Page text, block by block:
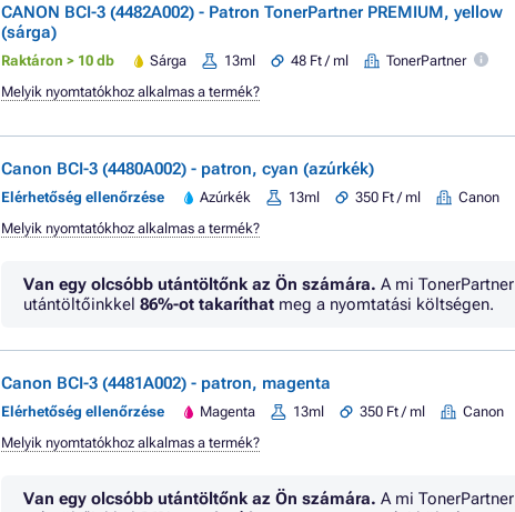
CANON BCI-3 (4482A002) - Patron TonerPartner PREMIUM, yellow
(sárga)
Raktáron > 10 db Sárga 13ml 48 Ft / ml TonerPartner
Melyik nyomtatókhoz alkalmas a termék?
Canon BCI-3 (4480A002) - patron, cyan (azúrkék)
Elérhetőség ellenőrzése Azúrkék 13ml 350 Ft / ml Canon
Melyik nyomtatókhoz alkalmas a termék?
Van egy olcsóbb utántöltőnk az Ön számára. A mi TonerPartner
utántöltőinkkel 86%-ot takaríthat meg a nyomtatási költségen.
Canon BCI-3 (4481A002) - patron, magenta
Elérhetőség ellenőrzése Magenta 13ml 350 Ft / ml Canon
Melyik nyomtatókhoz alkalmas a termék?
Van egy olcsóbb utántöltőnk az Ön számára. A mi TonerPartner